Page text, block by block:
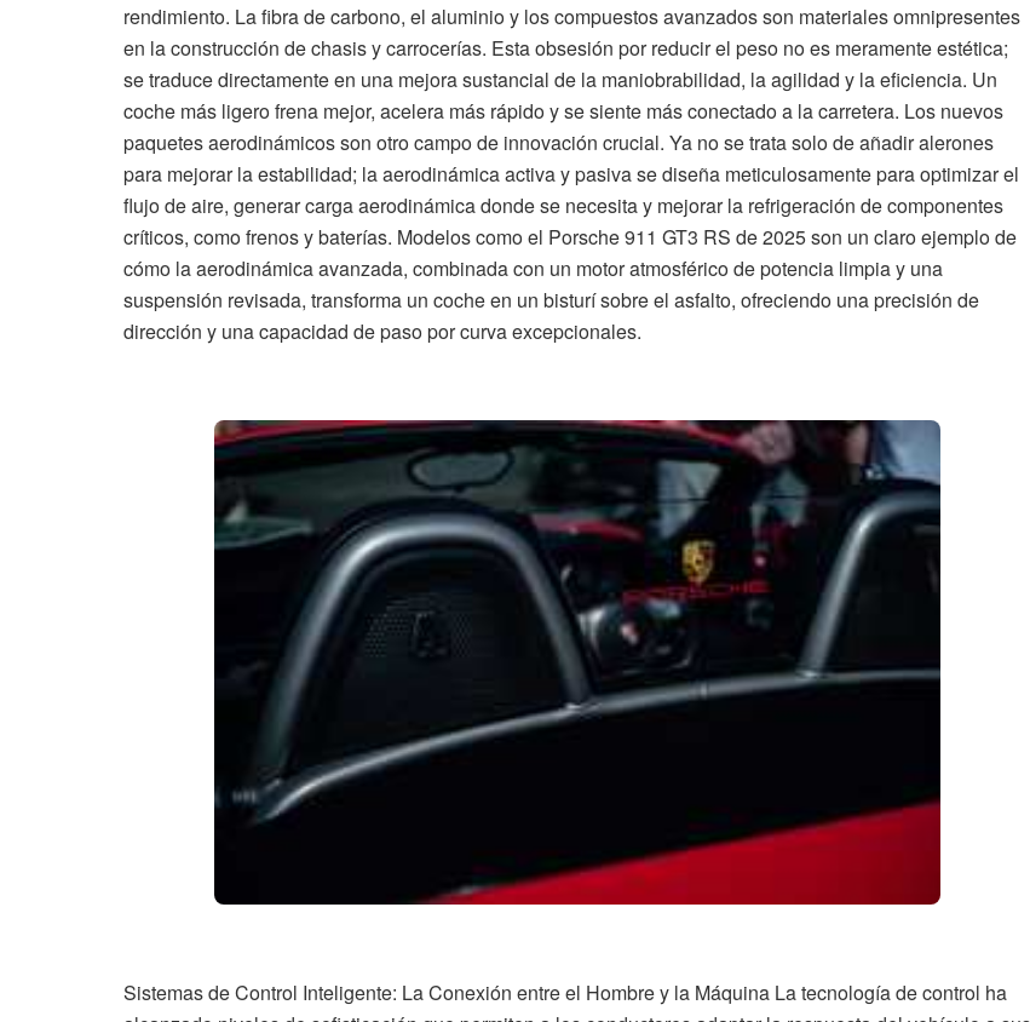
rendimiento. La fibra de carbono, el aluminio y los compuestos avanzados son materiales omnipresentes
en la construcción de chasis y carrocerías. Esta obsesión por reducir el peso no es meramente estética;
se traduce directamente en una mejora sustancial de la maniobrabilidad, la agilidad y la eficiencia. Un
coche más ligero frena mejor, acelera más rápido y se siente más conectado a la carretera. Los nuevos
paquetes aerodinámicos son otro campo de innovación crucial. Ya no se trata solo de añadir alerones
para mejorar la estabilidad; la aerodinámica activa y pasiva se diseña meticulosamente para optimizar el
flujo de aire, generar carga aerodinámica donde se necesita y mejorar la refrigeración de componentes
críticos, como frenos y baterías. Modelos como el Porsche 911 GT3 RS de 2025 son un claro ejemplo de
cómo la aerodinámica avanzada, combinada con un motor atmosférico de potencia limpia y una
suspensión revisada, transforma un coche en un bisturí sobre el asfalto, ofreciendo una precisión de
dirección y una capacidad de paso por curva excepcionales.
Sistemas de Control Inteligente: La Conexión entre el Hombre y la Máquina La tecnología de control ha